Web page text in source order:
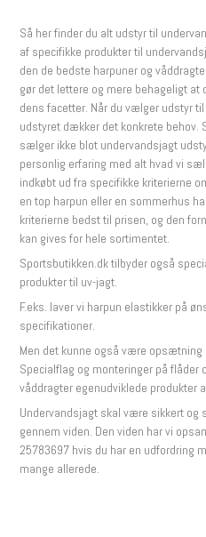
Så her finder du alt udstyr til
af specifikke produkter til
den de bedste harpuner og
gør det lettere og mere behageligt at
dens facetter. Når du vælger udstyr
udstyret dækker det konkrete behov.
sælger ikke blot undervandsjagt
personlig erfaring med alt hvad vi
indkøbt ud fra specifikke kriterierne
en top harpun eller en sommerhus
kriterierne bedst til prisen, og den
kan gives for hele sortimentet.
Sportsbutikken.dk tilbyder også
produkter til uv-jagt.
F.eks. laver vi harpun elastikker på
specifikationer.
Men det kunne også være opsætning
Specialflag og monteringer på flåder
våddragter egenudviklede produkter
Undervandsjagt skal være sikkert og
gennem viden. Den viden har vi
25783697 hvis du har en udfordring
mange allerede.